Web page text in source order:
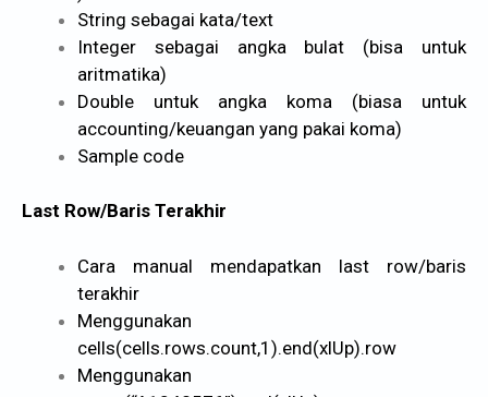
String sebagai kata/text
Integer sebagai angka bulat (bisa untuk
aritmatika)
Double untuk angka koma (biasa untuk
accounting/keuangan yang pakai koma)
Sample code
Last Row/Baris Terakhir
Cara manual mendapatkan last row/baris
terakhir
Menggunakan
cells(cells.rows.count,1).end(xlUp).row
Menggunakan